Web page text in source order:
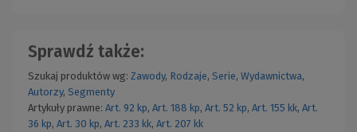
Sprawdź także:
Szukaj produktów wg: Zawody, Rodzaje, Serie, Wydawnictwa,
Autorzy, Segmenty
Artykuły prawne: Art. 92 kp, Art. 188 kp, Art. 52 kp, Art. 155 kk, Art.
36 kp, Art. 30 kp, Art. 233 kk, Art. 207 kk